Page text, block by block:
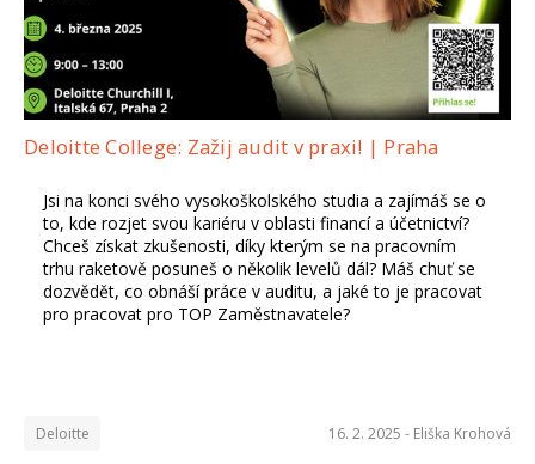
Deloitte College: Zažij audit v praxi! | Praha
Jsi na konci svého vysokoškolského studia a zajímáš se o
to, kde rozjet svou kariéru v oblasti financí a účetnictví?
Chceš získat zkušenosti, díky kterým se na pracovním
trhu raketově posuneš o několik levelů dál? Máš chuť se
dozvědět, co obnáší práce v auditu, a jaké to je pracovat
pro pracovat pro TOP Zaměstnavatele?
Deloitte 16. 2. 2025 - Eliška Krohová